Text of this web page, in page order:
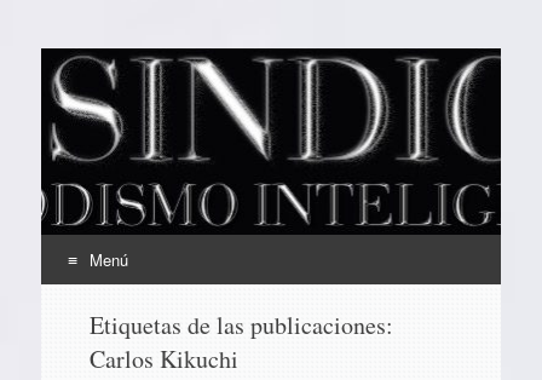
EL SINDICAL
Periodismo Inteligente
Menú
contenido
Etiquetas de las publicaciones:
Carlos Kikuchi